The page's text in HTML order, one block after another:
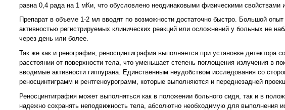
равна 0,4 рада на 1 мКи, что обусловлено неодинаковыми физическими свойствами
Препарат в объеме 1-2 мл вводят по возможности достаточно быстро. Большой
активностью регистрируемых клинических реакций или осложнений у больных не
через день или более.
Так же как и ренография, реносцинтиграфия выполняется при установке детектора
расстоянии от поверхности тела, что уменьшает степень поглощения излучения в
вводимые активности гиппурана. Единственным неудобством исследования со
реносцинтиграмм и рентгеноурограмм, которые выполняются и переднезадней
Реносцинтиграфия может выполняться как в положении больного сидя, так и в
надежно сохранять неподвижность тела, абсолютно необходимую для выполнения